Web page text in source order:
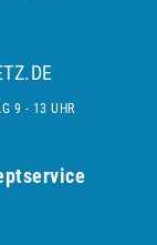
9 - 13 UHR